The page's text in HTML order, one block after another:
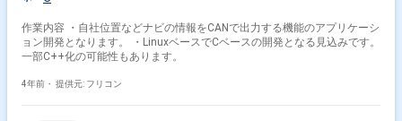
作業内容 ・自社位置などナビの情報をCANで出力する機能のアプリケーシ
ョン開発となります。 ・LinuxベースでCベースの開発となる見込みです。
一部C++化の可能性もあります。
4年前・ 提供元: フリコン